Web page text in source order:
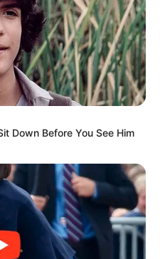
a vida dos ACS e ACE
está em jogo em cada uma.
anticoncepcional
espermatozoides sem
o projeto que vai ao Senado.
Down Before You See Him